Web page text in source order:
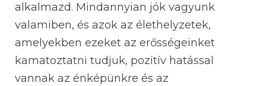
alkalmazd. Mindannyian jók vagyunk
valamiben, és azok az élethelyzetek,
amelyekben ezeket az erősségeinket
kamatoztatni tudjuk, pozitív hatással
vannak az énképünkre és az